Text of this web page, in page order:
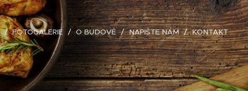
FOTOGALERIE O BUDOVĚ NAPIŠTE NÁM KONTAKT